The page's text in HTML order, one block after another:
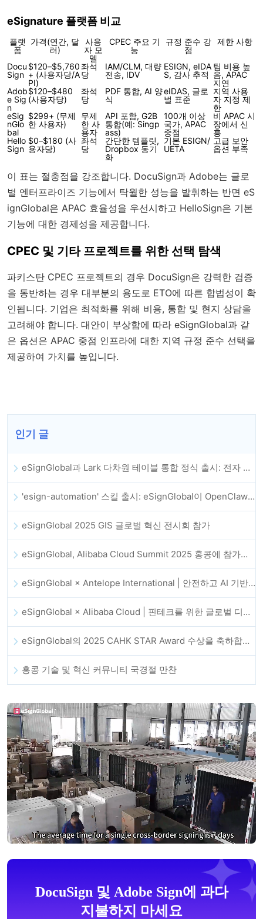
eSignature 플랫폼 비교
플랫
폼
가격(연간, 달
러)
사용
자 모
델
CPEC 주요 기
능
규정 준수 강
점
제한 사항
Docu
Sign
$120–$5,760
+ (사용자당/A
PI)
좌석
당
IAM/CLM, 대량
전송, IDV
ESIGN, eIDA
S, 감사 추적
팀 비용 높
음, APAC
지연
Adob
e Sig
n
$120–$480
(사용자당)
좌석
당
PDF 통합, AI 양
식
eIDAS, 글로
벌 표준
지역 사용
자 지정 제
한
eSig
nGlo
bal
$299+ (무제
한 사용자)
무제
한 사
용자
API 포함, G2B
통합(예: Singp
ass)
100개 이상
국가, APAC
중점
비 APAC 시
장에서 신
흥
Hello
Sign
$0–$180 (사
용자당)
좌석
당
간단한 템플릿,
Dropbox 동기
화
기본 ESIGN/
UETA
고급 보안
옵션 부족
이 표는 절충점을 강조합니다. DocuSign과 Adobe는 글로
벌 엔터프라이즈 기능에서 탁월한 성능을 발휘하는 반면 eS
ignGlobal은 APAC 효율성을 우선시하고 HelloSign은 기본
기능에 대한 경제성을 제공합니다.
CPEC 및 기타 프로젝트를 위한 선택 탐색
파키스탄 CPEC 프로젝트의 경우 DocuSign은 강력한 검증
을 동반하는 경우 대부분의 용도로 ETO에 따른 합법성이 확
인됩니다. 기업은 최적화를 위해 비용, 통합 및 현지 상담을
고려해야 합니다. 대안이 부상함에 따라 eSignGlobal과 같
은 옵션은 APAC 중점 인프라에 대한 지역 규정 준수 선택을
제공하여 가치를 높입니다.
인기 글
eSignGlobal과 Lark 다차원 테이블 통합 정식 출시: 전자 계약 체결 및 보관 전체 자동화
'esign-automation' 스킬 출시: eSignGlobal이 OpenClaw에 자동 전자서명을 지원
eSignGlobal 2025 GIS 글로벌 혁신 전시회 참가
eSignGlobal, Alibaba Cloud Summit 2025 홍콩에 참가해 AI 기반 클라우드 혁신과 디지털 신뢰를 강화
eSignGlobal × Antelope International | 안전하고 AI 기반의 디지털 워크플로우 발전 추진
eSignGlobal × Alibaba Cloud | 핀테크를 위한 글로벌 디지털 신뢰 강화를 위해 협력
eSignGlobal의 2025 CAHK STAR Award 수상을 축하합니다!
홍콩 기술 및 혁신 커뮤니티 국경절 만찬
DocuSign 및 Adobe Sign에 과다
지불하지 마세요